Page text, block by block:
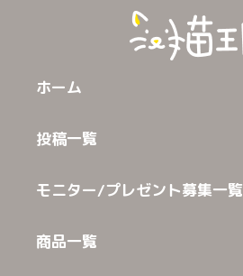
ホーム
投稿一覧
モニター/プレゼント募集一覧
商品一覧